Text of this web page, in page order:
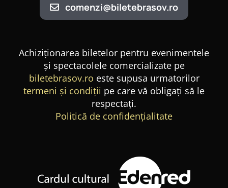
comenzi@biletebrasov.ro
Achiziționarea biletelor pentru evenimentele
și spectacolele comercializate pe
biletebrasov.ro este supusa urmatorilor
termeni și condiții pe care vă obligați să le
respectați.
Politică de confidențialitate